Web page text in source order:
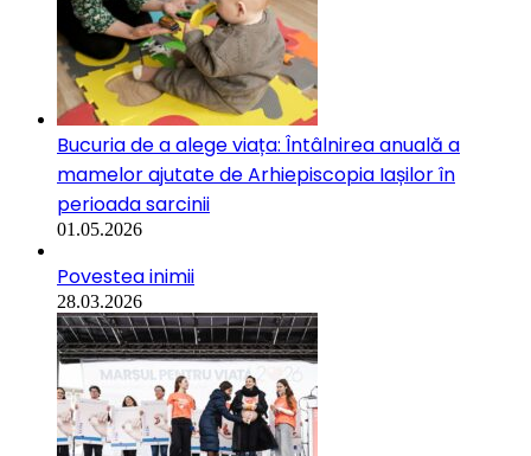
Bucuria de a alege viața: Întâlnirea anuală a
mamelor ajutate de Arhiepiscopia Iașilor în
perioada sarcinii
01.05.2026
Povestea inimii
28.03.2026